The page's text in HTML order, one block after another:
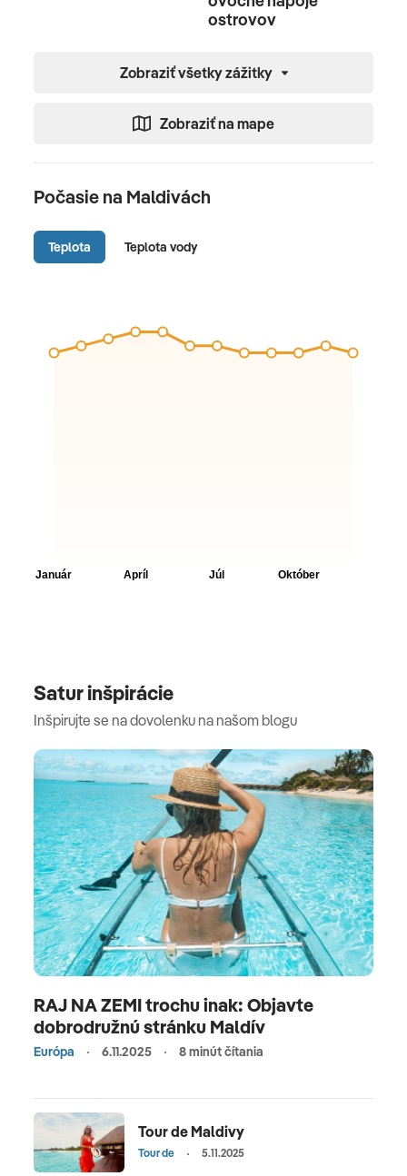
ostrovov
Zobraziť všetky zážitky
Zobraziť na mape
Počasie na Maldivách
Teplota Teplota vody
Satur inšpirácie
Inšpirujte se na dovolenku na našom blogu
RAJ NA ZEMI trochu inak: Objavte
dobrodružnú stránku Maldív
Európa 6.11.2025 8 minút čítania
Tour de Maldivy
Tour de 5.11.2025